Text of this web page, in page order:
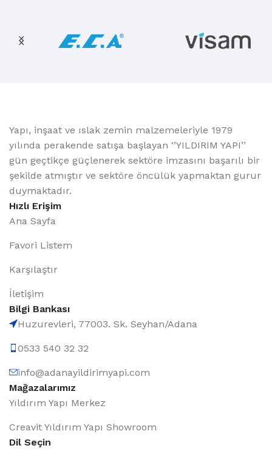
Yapı, inşaat ve ıslak zemin malzemeleriyle 1979
yılında perakende satışa başlayan ‘’YILDIRIM YAPI’’
gün geçtikçe güçlenerek sektöre imzasını başarılı bir
şekilde atmıştır ve sektöre öncülük yapmaktan gurur
duymaktadır.
Hızlı Erişim
Ana Sayfa
Favori Listem
Karşılaştır
İletişim
Bilgi Bankası
Huzurevleri, 77003. Sk. Seyhan/Adana
0533 540 32 32
info@adanayildirimyapi.com
Mağazalarımız
Yıldırım Yapı Merkez
Creavit Yıldırım Yapı Showroom
Dil Seçin